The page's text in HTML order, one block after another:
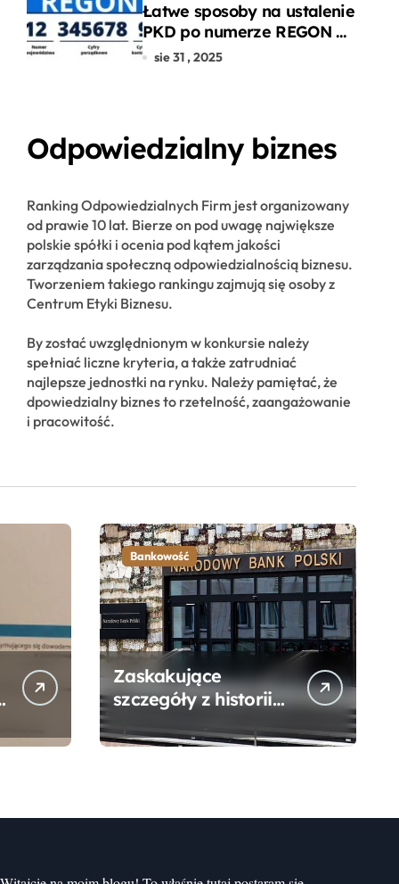
Łatwe sposoby na ustalenie
PKD po numerze REGON w
kilku prostych krokach
sie 31 , 2025
Odpowiedzialny biznes
Ranking Odpowiedzialnych Firm jest organizowany
od prawie 10 lat. Bierze on pod uwagę największe
polskie spółki i ocenia pod kątem jakości
zarządzania społeczną odpowiedzialnością biznesu.
Tworzeniem takiego rankingu zajmują się osoby z
Centrum Etyki Biznesu.
By zostać uwzględnionym w konkursie należy
spełniać liczne kryteria, a także zatrudniać
najlepsze jednostki na rynku. Należy pamiętać, że
dpowiedzialny biznes to rzetelność, zaangażowanie
i pracowitość.
Bankowość
Zaskakujące
szczegóły z historii
Narodowego Banku